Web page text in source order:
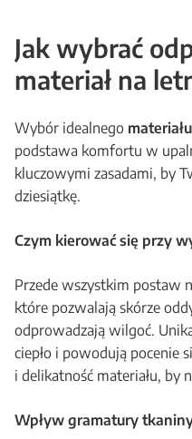
Jak wybrać
materiał na
Wybór idealnego
podstawa komfortu w
kluczowymi zasadami, by
dziesiątkę.
Czym kierować się przy
Przede wszystkim postaw
które pozwalają skórze
odprowadzają wilgoć.
ciepło i powodują pocenie
i delikatność materiału, by
Wpływ gramatury